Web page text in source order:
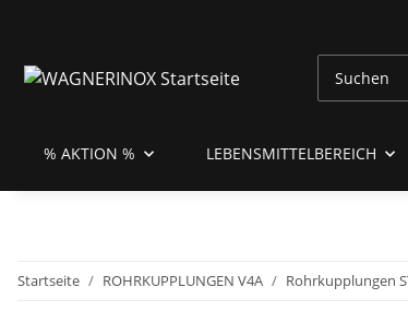
% AKTION % LEBENSMITTELBEREICH
Startseite ROHRKUPPLUNGEN V4A Rohrkupplungen